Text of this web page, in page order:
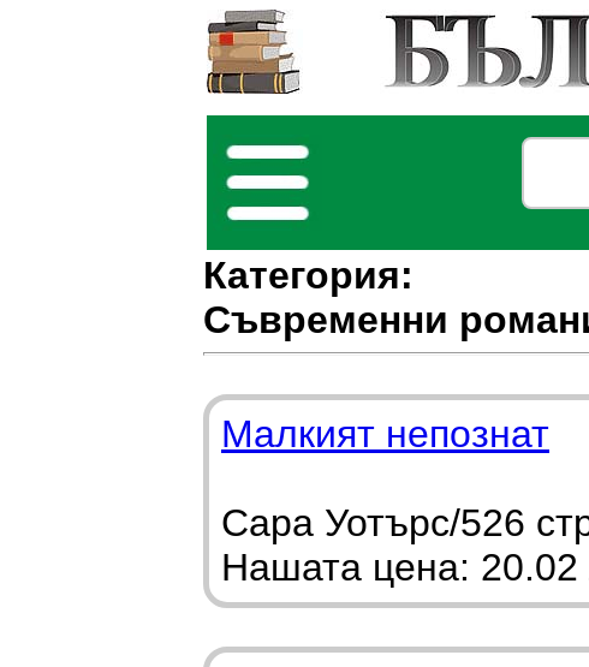
Категория:
Съвременни
Малкият непознат
Сара Уотърс/526
Нашата цена: 20.02